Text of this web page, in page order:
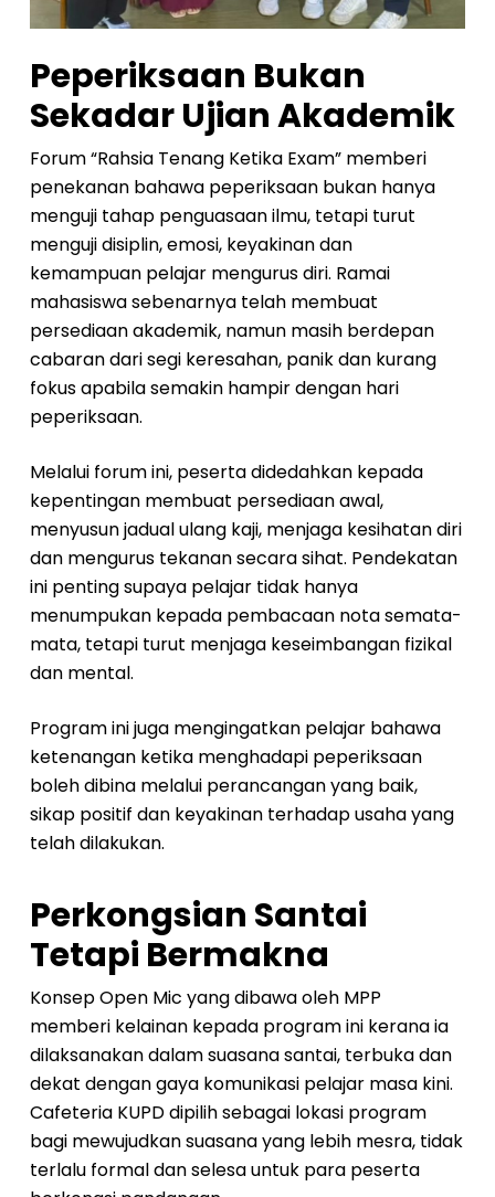
Peperiksaan Bukan
Sekadar Ujian Akademik
Forum “Rahsia Tenang Ketika Exam” memberi
penekanan bahawa peperiksaan bukan hanya
menguji tahap penguasaan ilmu, tetapi turut
menguji disiplin, emosi, keyakinan dan
kemampuan pelajar mengurus diri. Ramai
mahasiswa sebenarnya telah membuat
persediaan akademik, namun masih berdepan
cabaran dari segi keresahan, panik dan kurang
fokus apabila semakin hampir dengan hari
peperiksaan.
Melalui forum ini, peserta didedahkan kepada
kepentingan membuat persediaan awal,
menyusun jadual ulang kaji, menjaga kesihatan diri
dan mengurus tekanan secara sihat. Pendekatan
ini penting supaya pelajar tidak hanya
menumpukan kepada pembacaan nota semata-
mata, tetapi turut menjaga keseimbangan fizikal
dan mental.
Program ini juga mengingatkan pelajar bahawa
ketenangan ketika menghadapi peperiksaan
boleh dibina melalui perancangan yang baik,
sikap positif dan keyakinan terhadap usaha yang
telah dilakukan.
Perkongsian Santai
Tetapi Bermakna
Konsep Open Mic yang dibawa oleh MPP
memberi kelainan kepada program ini kerana ia
dilaksanakan dalam suasana santai, terbuka dan
dekat dengan gaya komunikasi pelajar masa kini.
Cafeteria KUPD dipilih sebagai lokasi program
bagi mewujudkan suasana yang lebih mesra, tidak
terlalu formal dan selesa untuk para peserta